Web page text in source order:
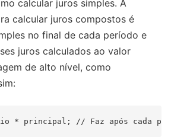
calcular juros simples. A
calcular juros compostos é
no final de cada período e
juros calculados ao valor
de alto nível, como